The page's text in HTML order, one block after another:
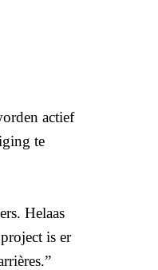
actief
te
Helaas
is er